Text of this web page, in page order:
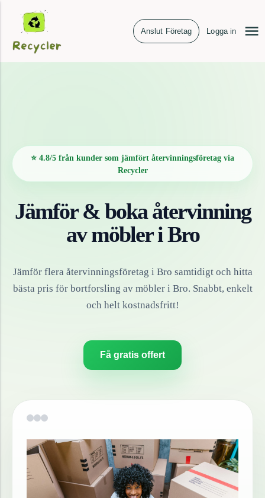
Anslut Företag Logga in
⭐ 4.8/5 från kunder som jämfört återvinningsföretag via
Recycler
Jämför & boka återvinning
avmöbleriBro
Jämför flera återvinningsföretag i Bro samtidigt och hitta
bästa pris för bortforsling av möbleri Bro. Snabbt, enkelt
och helt kostnadsfritt!
Få gratis offert